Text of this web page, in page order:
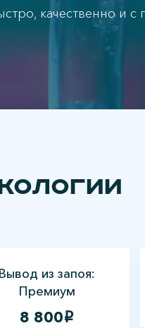
качественно и с
Вывод из запоя:
Премиум
8 800i